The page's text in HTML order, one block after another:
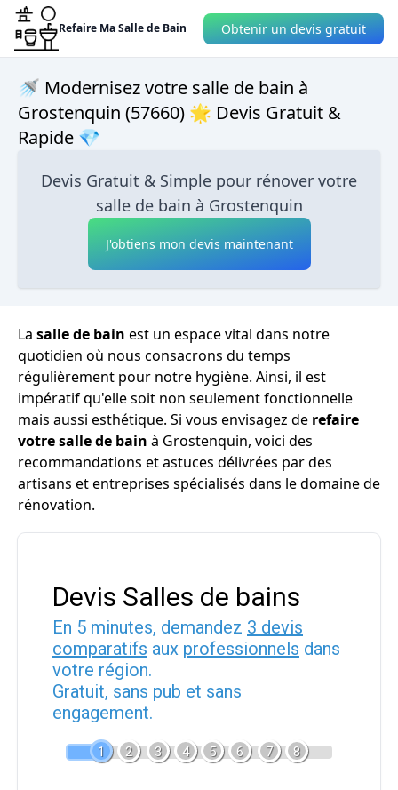
Refaire Ma Salle de Bain Obtenir un devis gratuit
🚿 Modernisez votre salle de bain à
Grostenquin (57660) 🌟 Devis Gratuit &
Rapide 💎
Devis Gratuit & Simple pour rénover votre
salle de bain à Grostenquin
J'obtiens mon devis maintenant
La salle de bain est un espace vital dans notre
quotidien où nous consacrons du temps
régulièrement pour notre hygiène. Ainsi, il est
impératif qu'elle soit non seulement fonctionnelle
mais aussi esthétique. Si vous envisagez de refaire
votre salle de bain à Grostenquin, voici des
recommandations et astuces délivrées par des
artisans et entreprises spécialisés dans le domaine de
rénovation.
Devis Salles de bains
En 5 minutes, demandez 3 devis
comparatifs aux professionnels dans
votre région.
Gratuit, sans pub et sans
engagement.
1 2 3 4 5 6 7 8